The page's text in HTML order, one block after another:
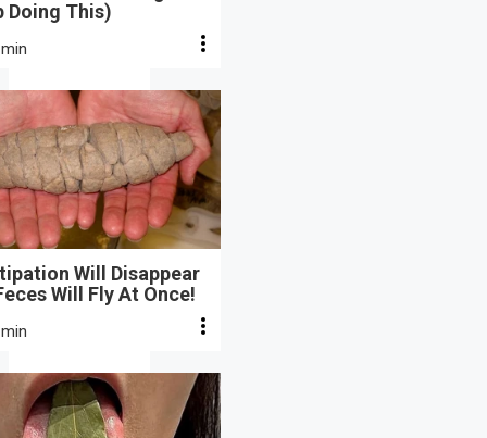
Doing This)
Will Disappear
Will Fly At Once!